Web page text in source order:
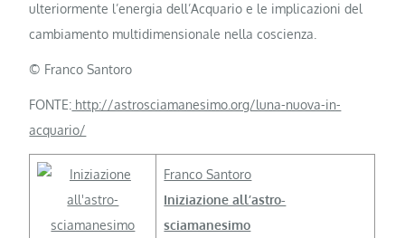
ulteriormente l’energia dell’Acquario e le implicazioni del
cambiamento multidimensionale nella coscienza.
© Franco Santoro
FONTE: http://astrosciamanesimo.org/luna-nuova-in-
acquario/
Franco Santoro
Iniziazione all’astro-
sciamanesimo